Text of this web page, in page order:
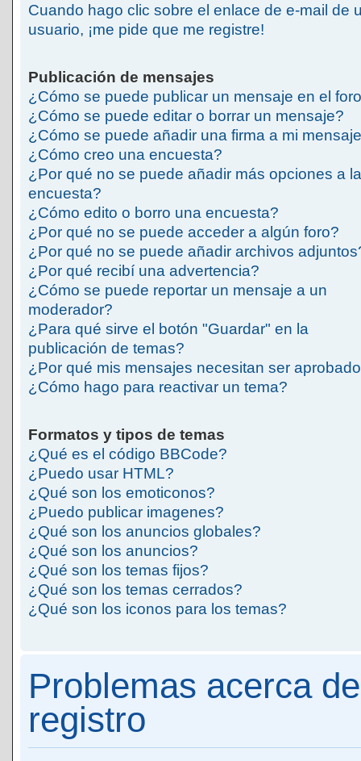
Cuando hago clic sobre el enlace de e-mail de
usuario, ¡me pide que me registre!
Publicación de mensajes
¿Cómo se puede publicar un mensaje en el
¿Cómo se puede editar o borrar un mensaje?
¿Cómo se puede añadir una firma a mi
¿Cómo creo una encuesta?
¿Por qué no se puede añadir más opciones a la
encuesta?
¿Cómo edito o borro una encuesta?
¿Por qué no se puede acceder a algún foro?
¿Por qué no se puede añadir archivos
¿Por qué recibí una advertencia?
¿Cómo se puede reportar un mensaje a un
moderador?
¿Para qué sirve el botón "Guardar" en la
publicación de temas?
¿Por qué mis mensajes necesitan ser
¿Cómo hago para reactivar un tema?
Formatos y tipos de temas
¿Qué es el código BBCode?
¿Puedo usar HTML?
¿Qué son los emoticonos?
¿Puedo publicar imagenes?
¿Qué son los anuncios globales?
¿Qué son los anuncios?
¿Qué son los temas fijos?
¿Qué son los temas cerrados?
¿Qué son los iconos para los temas?
Problemas acerca
registro